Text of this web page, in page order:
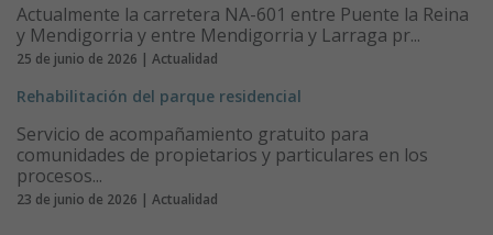
Actualmente la carretera NA-601 entre Puente la Reina
y Mendigorria y entre Mendigorria y Larraga pr...
25 de junio de 2026 | Actualidad
Rehabilitación del parque residencial
Servicio de acompañamiento gratuito para
comunidades de propietarios y particulares en los
procesos...
23 de junio de 2026 | Actualidad